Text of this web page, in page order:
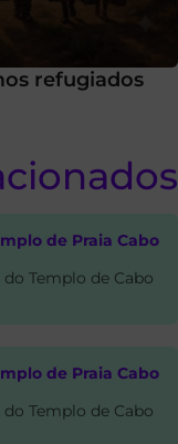
refugiados
de Praia Cabo
Templo de Cabo
de Praia Cabo
Templo de Cabo